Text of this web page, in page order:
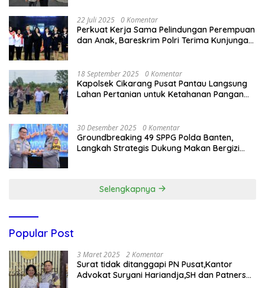
22 Juli 2025 0 Komentar
Perkuat Kerja Sama Pelindungan Perempuan
dan Anak, Bareskrim Polri Terima Kunjungan
18 September 2025 0 Komentar
Kapolsek Cikarang Pusat Pantau Langsung
Lahan Pertanian untuk Ketahanan Pangan
30 Desember 2025 0 Komentar
Groundbreaking 49 SPPG Polda Banten,
Langkah Strategis Dukung Makan Bergizi
Selengkapnya
Popular Post
3 Maret 2025 2 Komentar
Surat tidak ditanggapi PN Pusat,Kantor
Advokat Suryani Hariandja,SH dan Patners